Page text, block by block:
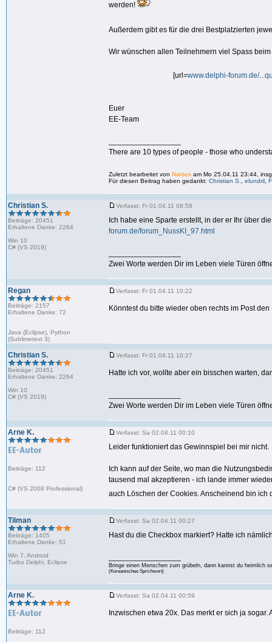
werden!
Außerdem gibt es für die drei Bestplatzierten
Wir wünschen allen Teilnehmern viel Spass
[url=www.delphi-forum.de/
Euer
EE-Team
There are 10 types of people - those who
Zuletzt bearbeitet von Narses am Mo 25.04.11 23:44,
Für diesen Beitrag haben gedankt: Christian S. elundril
Christian S.
Beiträge: 20451
Erhaltene Danke: 2264
Win 10
C# (VS 2019)
Verfasst: Fr 01.04.11 08:58
Ich habe eine Sparte erstellt, in der er Ihr über
forum.de/forum_NussKI_97.html
Zwei Worte werden Dir im Leben viele Türen
Regan
Beiträge: 2157
Erhaltene Danke: 72
Java (Eclipse), Python
(Sublimetext 3)
Verfasst: Fr 01.04.11 10:22
Könntest du bitte wieder oben rechts im Post
Christian S.
Beiträge: 20451
Erhaltene Danke: 2264
Win 10
C# (VS 2019)
Verfasst: Fr 01.04.11 10:27
Hatte ich vor, wollte aber ein bisschen warten,
Zwei Worte werden Dir im Leben viele Türen
Arne K.
Beiträge: 112
C# (VS 2008 Professional)
Verfasst: Sa 02.04.11 00:10
Leider funktioniert das Gewinnspiel bei mir nicht.
Ich kann auf der Seite, wo man die
tausend mal akzeptieren - ich lande immer
auch Löschen der Cookies. Anscheinend bin
Tilman
Beiträge: 1405
Erhaltene Danke: 51
Win 7, Android
Turbo Delphi, Eclipse
Verfasst: Sa 02.04.11 00:27
Hast du die Checkbox markiert? Hatte ich
Bringe einen Menschen zum grübeln, dann kannst du heimlich
(Koreanisches Sprichwort)
Arne K.
Beiträge: 112
Verfasst: Sa 02.04.11 00:59
Inzwischen etwa 20x. Das merkt er sich ja